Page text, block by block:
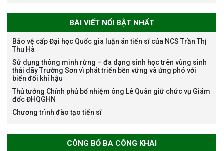
bổng Nagao tại Việt Nam năm
học 2026-2027
Thông báo về việc họp Tiểu
sơ chuyên môn cho các thí sinh
BÀI VIẾT NỔI BẬT NHẤT
Bảo vệ cấp Đại học Quốc gia luận án tiến sĩ của NCS Trần Thị
Thu Hà
Sử dụng thông minh rừng – đa dạng sinh học trên vùng sinh
thái dãy Trường Sơn vì phát triển bền vững và ứng phó với
biến đổi khí hậu
Thủ tướng Chính phủ bổ nhiệm ông Lê Quân giữ chức vụ Giám
đốc ĐHQGHN
Chương trình đào tạo tiến sĩ
CÔNG BỐ BA CÔNG KHAI